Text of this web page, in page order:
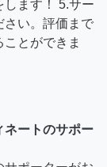
ます！ 5.サー
さい。評価まで
とができま
ネートのサポー